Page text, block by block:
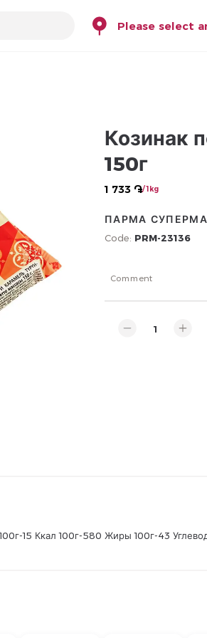
Please select
Козинак
150г
1 733 ֏/ 1kg
ПАРМА
Code: PRM-23136
Comment
15 Ккал 100г-580 Жиры 100г-43